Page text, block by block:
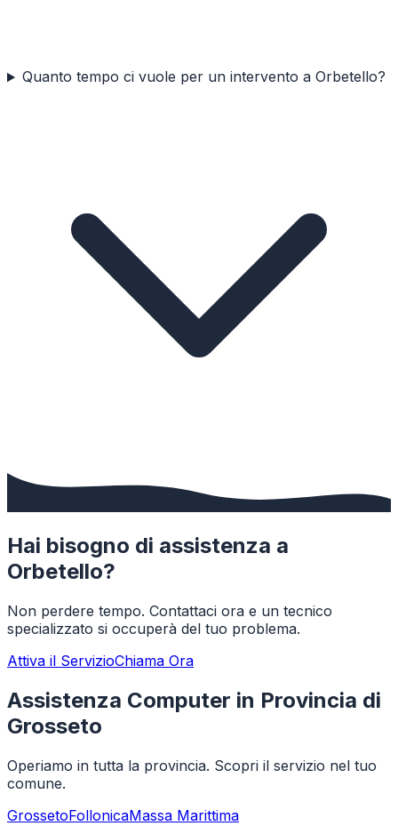
Quanto tempo ci vuole per un intervento a Orbetello?
Hai bisogno di assistenza a
Orbetello?
Non perdere tempo. Contattaci ora e un tecnico
specializzato si occuperà del tuo problema.
Attiva il ServizioChiama Ora
Assistenza Computer in Provincia di
Grosseto
Operiamo in tutta la provincia. Scopri il servizio nel tuo
comune.
GrossetoFollonicaMassa Marittima